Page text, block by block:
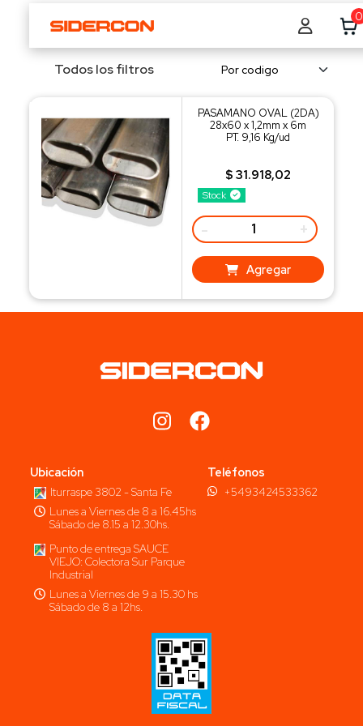
0
Todos los filtros
Stock
PASAMANO OVAL (2DA)
28x60 x 1,2mm x 6m
PT. 9,16 Kg/ud
$ 31.918,02
- +
Agregar
Ubicación
Iturraspe 3802 - Santa Fe
Lunes a Viernes de 8 a 16.45hs
Sábado de 8.15 a 12.30hs.
Punto de entrega SAUCE
VIEJO: Colectora Sur Parque
Industrial
Lunes a Viernes de 9 a 15.30 hs
Sábado de 8 a 12hs.
Teléfonos
+5493424533362